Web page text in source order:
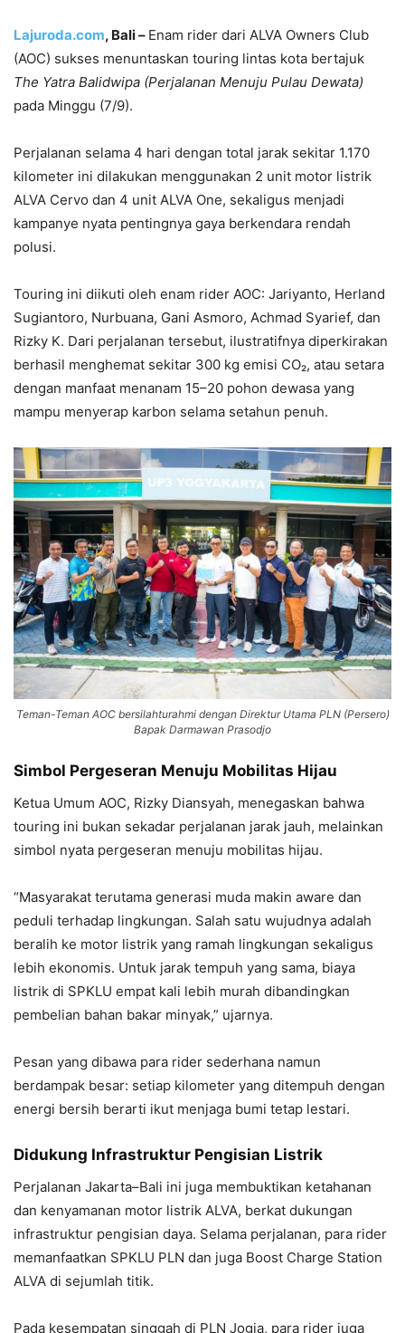
Lajuroda.com, Bali – Enam rider dari ALVA Owners Club
(AOC) sukses menuntaskan touring lintas kota bertajuk
The Yatra Balidwipa (Perjalanan Menuju Pulau Dewata)
pada Minggu (7/9).
Perjalanan selama 4 hari dengan total jarak sekitar 1.170
kilometer ini dilakukan menggunakan 2 unit motor listrik
ALVA Cervo dan 4 unit ALVA One, sekaligus menjadi
kampanye nyata pentingnya gaya berkendara rendah
polusi.
Touring ini diikuti oleh enam rider AOC: Jariyanto, Herland
Sugiantoro, Nurbuana, Gani Asmoro, Achmad Syarief, dan
Rizky K. Dari perjalanan tersebut, ilustratifnya diperkirakan
berhasil menghemat sekitar 300 kg emisi CO₂, atau setara
dengan manfaat menanam 15–20 pohon dewasa yang
mampu menyerap karbon selama setahun penuh.
Teman-Teman AOC bersilahturahmi dengan Direktur Utama PLN (Persero)
Bapak Darmawan Prasodjo
Simbol Pergeseran Menuju Mobilitas Hijau
Ketua Umum AOC, Rizky Diansyah, menegaskan bahwa
touring ini bukan sekadar perjalanan jarak jauh, melainkan
simbol nyata pergeseran menuju mobilitas hijau.
“Masyarakat terutama generasi muda makin aware dan
peduli terhadap lingkungan. Salah satu wujudnya adalah
beralih ke motor listrik yang ramah lingkungan sekaligus
lebih ekonomis. Untuk jarak tempuh yang sama, biaya
listrik di SPKLU empat kali lebih murah dibandingkan
pembelian bahan bakar minyak,” ujarnya.
Pesan yang dibawa para rider sederhana namun
berdampak besar: setiap kilometer yang ditempuh dengan
energi bersih berarti ikut menjaga bumi tetap lestari.
Didukung Infrastruktur Pengisian Listrik
Perjalanan Jakarta–Bali ini juga membuktikan ketahanan
dan kenyamanan motor listrik ALVA, berkat dukungan
infrastruktur pengisian daya. Selama perjalanan, para rider
memanfaatkan SPKLU PLN dan juga Boost Charge Station
ALVA di sejumlah titik.
Pada kesempatan singgah di PLN Jogja, para rider juga